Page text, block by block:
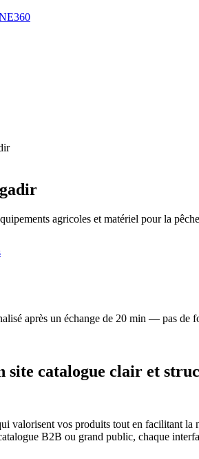
agricoles et matériel pour la
après un échange de 20 min — pas de
site catalogue clair et
valorisent vos produits tout en facilitant
B2B ou grand public, chaque